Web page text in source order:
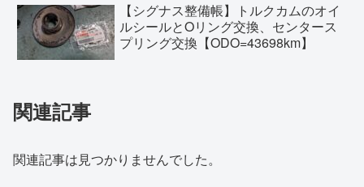
【シグナス整備帳】トルクカムのオイ
ルシールとOリング交換、センタース
プリング交換【ODO=43698km】
関連記事
関連記事は見つかりませんでした。